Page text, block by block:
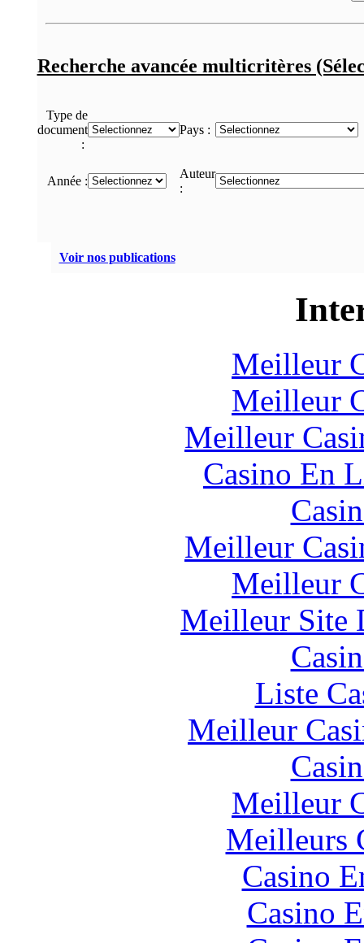
Recherche avancée multicritères
Type de
document
:
Pays :
Année :
Auteur
:
Voir nos publications
Meilleur
Meilleur
Meilleur
Casino En
Meilleur
Meilleur
Meilleur Site
Liste
Meilleur
Meilleur
Meilleurs
Casino
Casino